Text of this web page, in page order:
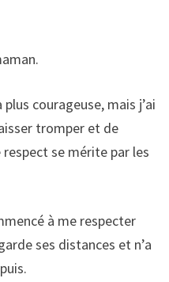
courageuse, mais j’ai
tromper et de
se mérite par les
à me respecter
ses distances et n’a